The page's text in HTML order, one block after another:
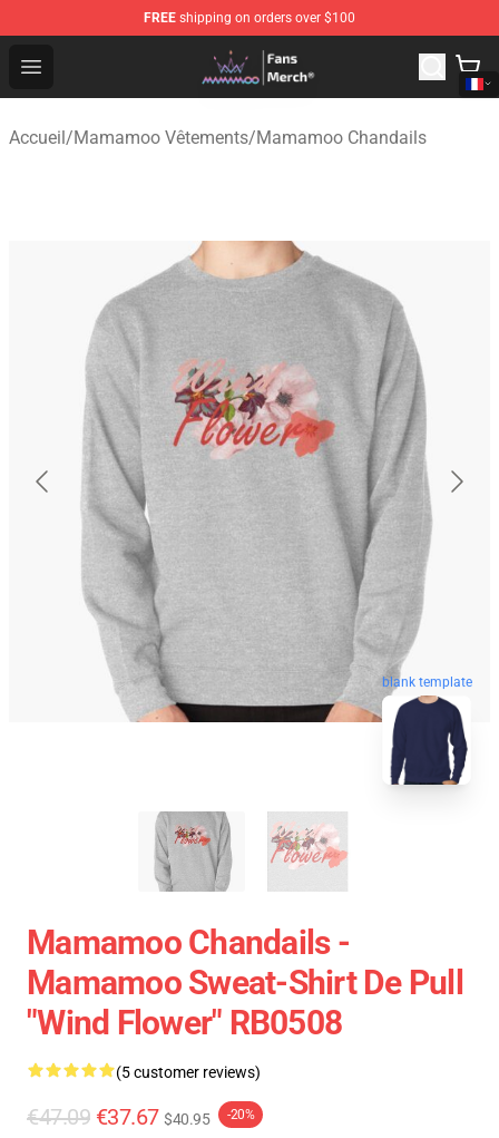
FREE shipping on orders over $100
Open menu
Mamamoo Store - Official Mamamoo Merchandise Shop
Accueil/Mamamoo Vêtements/Mamamoo Chandails
blank template
Mamamoo Chandails -
Mamamoo Sweat-Shirt De Pull
"Wind Flower" RB0508
(5 customer reviews)
€47.09 €37.67 $40.95 -20%